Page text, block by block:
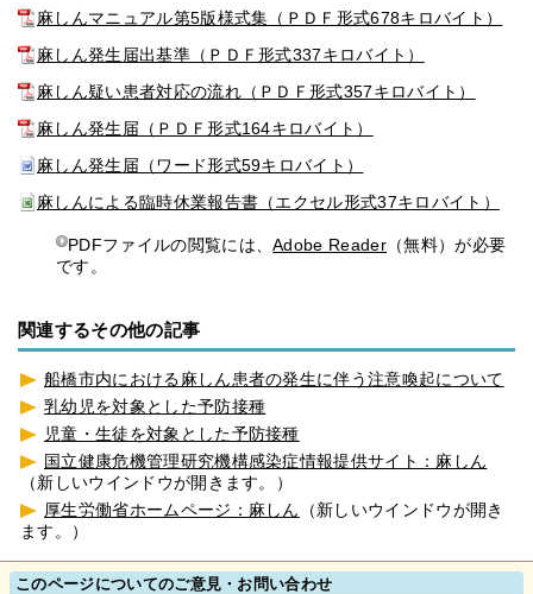
麻しんマニュアル第5版様式集（ＰＤＦ形式678キロバイト）
麻しん発生届出基準（ＰＤＦ形式337キロバイト）
麻しん疑い患者対応の流れ（ＰＤＦ形式357キロバイト）
麻しん発生届（ＰＤＦ形式164キロバイト）
麻しん発生届（ワード形式59キロバイト）
麻しんによる臨時休業報告書（エクセル形式37キロバイト）
PDFファイルの閲覧には、Adobe Reader （無料）が必要
です。
関連するその他の記事
船橋市内における麻しん患者の発生に伴う注意喚起について
乳幼児を対象とした予防接種
児童・生徒を対象とした予防接種
国立健康危機管理研究機構感染症情報提供サイト：麻しん
（新しいウインドウが開きます。）
厚生労働省ホームページ：麻しん
（新しいウインドウが開き
ます。）
このページについてのご意見・お問い合わせ